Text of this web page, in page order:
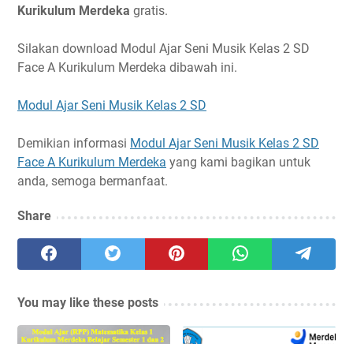
Kurikulum Merdeka gratis.
Silakan download Modul Ajar Seni Musik Kelas 2 SD
Face A Kurikulum Merdeka dibawah ini.
Modul Ajar Seni Musik Kelas 2 SD
Demikian informasi Modul Ajar Seni Musik Kelas 2 SD
Face A Kurikulum Merdeka yang kami bagikan untuk
anda, semoga bermanfaat.
Share
You may like these posts